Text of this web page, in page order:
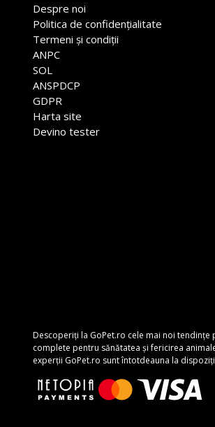
Despre noi
Politica de confidențialitate
Termeni și condiții
ANPC
SOL
ANSPDCP
GDPR
Harta site
Devino tester
Descoperiți la GoPet.ro cele mai noi
complete pentru sănătatea și fericirea
experții GoPet.ro sunt întotdeauna la